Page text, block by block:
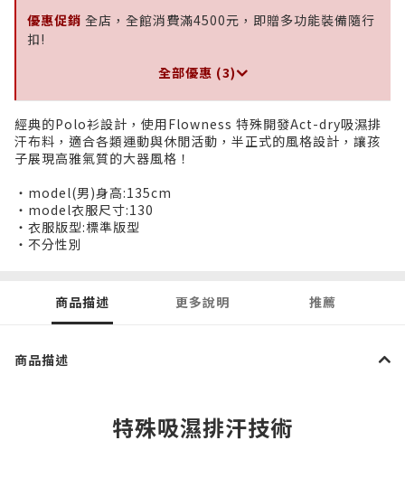
優惠促銷 全店，全館消費滿4500元，即贈多功能裝備隨行
扣!
全部優惠 (3)
經典的Polo衫設計，使用Flowness 特殊開發Act-dry吸濕排
汗布料，適合各類運動與休閒活動，半正式的風格設計，讓孩
子展現高雅氣質的大器風格！
・model(男)身高:135cm
・model衣服尺寸:130
・衣服版型:標準版型
・不分性別
商品描述 更多說明 推薦
商品描述
特殊吸濕排汗技術